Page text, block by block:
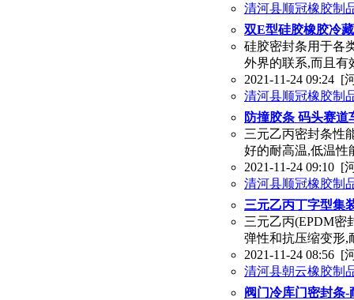
清河县顺冠橡胶制
双E型硅胶橡胶冷
硅胶密封条用于各
外界的联系,而且有
2021-11-24 09:24 [
清河县顺冠橡胶制
防撞胶条 码头赛
三元乙丙密封条性
好的耐高温,低温性
2021-11-24 09:10 [
清河县顺冠橡胶制
三元乙丙丁字型集
三元乙丙(EPDM密
弹性和抗压缩变形,
2021-11-24 08:56 [
清河县朝云橡胶制
阀门冷库门密封条